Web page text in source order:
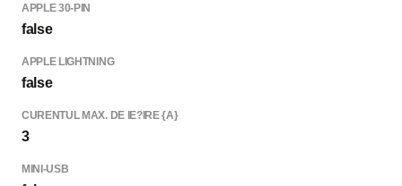
APPLE 30-PIN
false
APPLE LIGHTNING
false
CURENTUL MAX. DE IE?IRE {A}
3
MINI-USB